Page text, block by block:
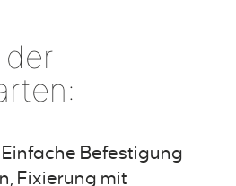
der
Befestigung
Fixierung mit